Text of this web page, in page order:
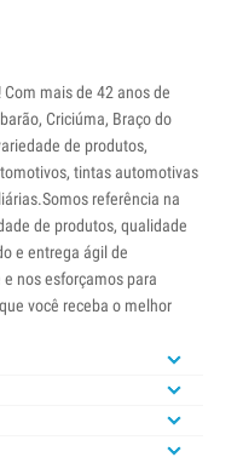
mais de 42 anos de
Criciúma, Braço do
de produtos,
tintas automotivas
referência na
de produtos, qualidade
e entrega ágil de
nos esforçamos para
você receba o melhor